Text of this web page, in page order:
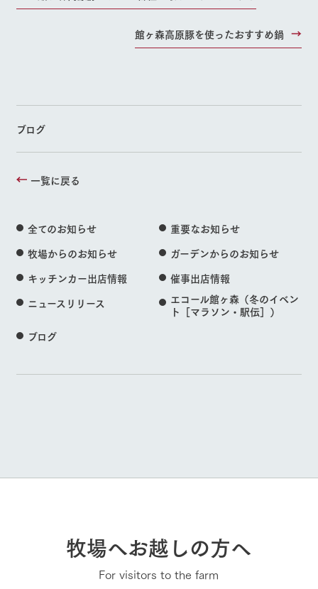
館ヶ森高原豚を使ったおすすめ鍋
ブログ
一覧に戻る
全てのお知らせ
重要なお知らせ
牧場からのお知らせ
ガーデンからのお知らせ
キッチンカー出店情報
催事出店情報
ニュースリリース
エコール館ヶ森（冬のイベン
ト［マラソン・駅伝］）
ブログ
牧場へお越しの方へ
For visitors to the farm